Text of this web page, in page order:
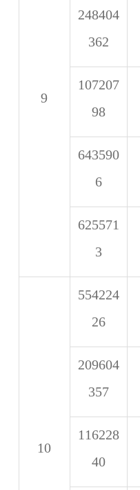
9
248404
362
107207
98
643590
6
625571
3
10
554224
26
209604
357
116228
40